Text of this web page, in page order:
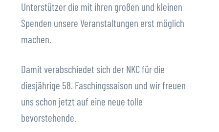
Unterstützer die mit ihren großen und kleinen
Spenden unsere Veranstaltungen erst möglich
machen.
Damit verabschiedet sich der NKC für die
diesjährige 58. Faschingssaison und wir freuen
uns schon jetzt auf eine neue tolle
bevorstehende.